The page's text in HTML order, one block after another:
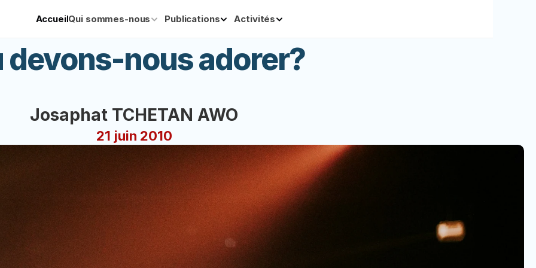
AccueilQui sommes-nous Publications Activités
devons-nous adorer?
Josaphat TCHETAN AWO
21 juin 2010